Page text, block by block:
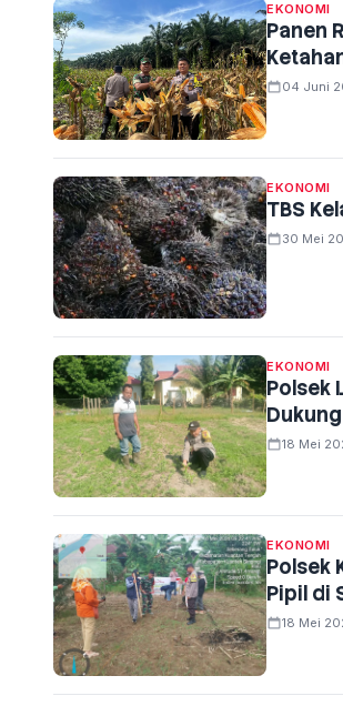
EKONOMI
Panen
04 Juni
EKONOMI
TBS
30 Mei
EKONOMI
Polsek
18 Mei
EKONOMI
Polsek
Pipil di
18 Mei